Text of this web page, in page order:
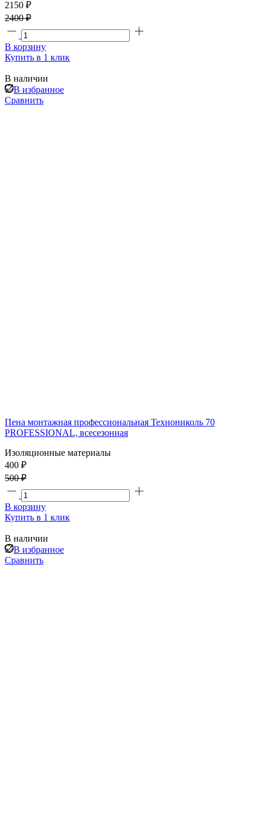
2150 ₽
2400 ₽
В корзину
Купить в 1 клик
В наличии
В избранное
Сравнить
Пена монтажная профессиональная Технониколь 70
PROFESSIONAL, всесезонная
Изоляционные материалы
400 ₽
500 ₽
В корзину
Купить в 1 клик
В наличии
В избранное
Сравнить